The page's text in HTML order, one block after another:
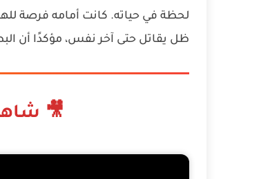
لحظة في حياته. كانت أمامه فرصة
ظل يقاتل حتى آخر نفس، مؤكدًا أن
🎥